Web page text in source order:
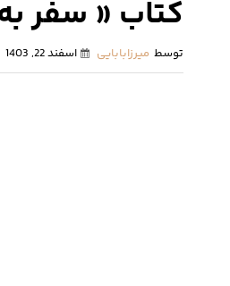
کتاب « سفر
توسط میرزابابایی اسفند 22, 1403